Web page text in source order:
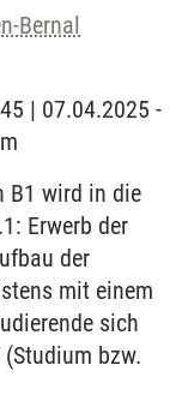
Bernal
| 07.04.2025 -
B1 wird in die
Erwerb der
der
mit einem
sich
bzw.